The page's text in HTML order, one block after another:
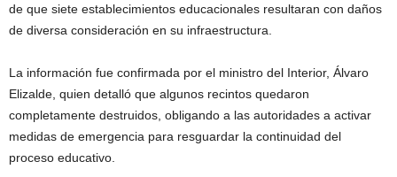
de que siete establecimientos educacionales resultaran con daños
de diversa consideración en su infraestructura.
La información fue confirmada por el ministro del Interior, Álvaro
Elizalde, quien detalló que algunos recintos quedaron
completamente destruidos, obligando a las autoridades a activar
medidas de emergencia para resguardar la continuidad del
proceso educativo.